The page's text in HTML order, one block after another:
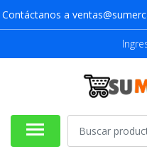
Contáctanos a